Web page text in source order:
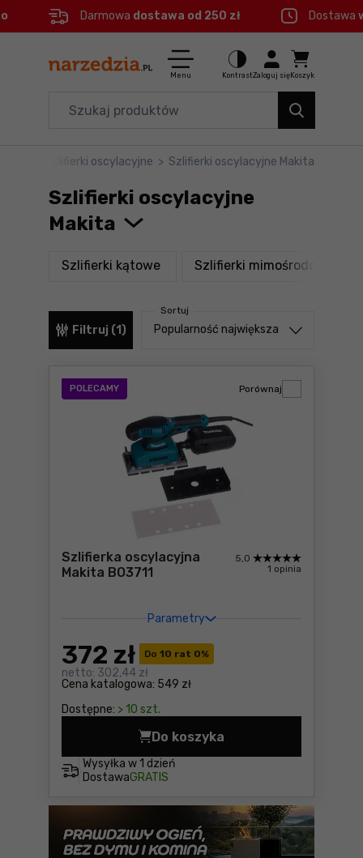
Menu główne
Filtry
Produkty
Stopka
Mapa strony
Darmowa dostawa od 250 zł Dostawa
Menu KontrastZaloguj się Koszyk
Elektronarzędzia
Akcesoria
Okazje
Szlifierki oscylacyjne > Szlifierki oscylacyjne Makita
Szlifierki oscylacyjne
Makita
Szlifierki kątowe produktySzlifierki mimośrodowe
Filtruj (1)
Sortuj
Sortuj od
Popularność największa
POLECAMY
Szlifierka oscylacyjna
Makita BO3711
Parametry
5,0
1 opinia
Do 10 rat 0%
Cena katalogowa: 549 zł
372 zł
netto: 302,44 zł
Dostępne: > 10 szt.
Porównaj
Wysyłka w 1 dzień
DostawaGRATIS
Do koszyka
Szlifierka oscylacyjna